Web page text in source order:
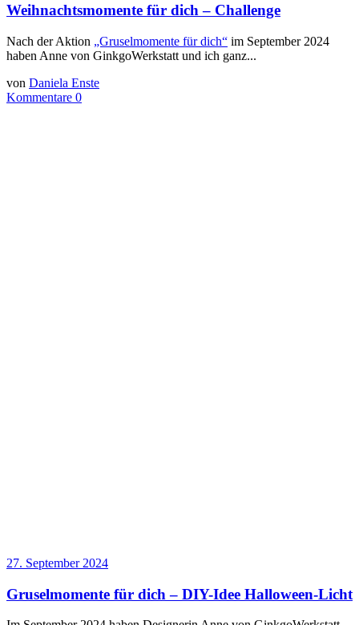
Weihnachtsmomente für dich – Challenge
Nach der Aktion „Gruselmomente für dich“ im September 2024
haben Anne von GinkgoWerkstatt und ich ganz...
von Daniela Enste
Kommentare 0
27. September 2024
Gruselmomente für dich – DIY-Idee Halloween-Licht